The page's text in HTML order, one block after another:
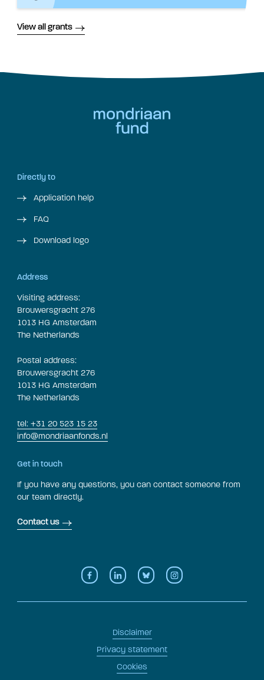
View all grants
Directly to
Application help
FAQ
Download logo
Address
Visiting address:
Brouwersgracht 276
1013 HG Amsterdam
The Netherlands
Postal address:
Brouwersgracht 276
1013 HG Amsterdam
The Netherlands
tel: +31 20 523 15 23
info@mondriaanfonds.nl
Get in touch
If you have any questions, you can contact someone from
our team directly.
Contact us
Disclaimer
Privacy statement
Cookies